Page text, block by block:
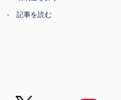
記事を読む